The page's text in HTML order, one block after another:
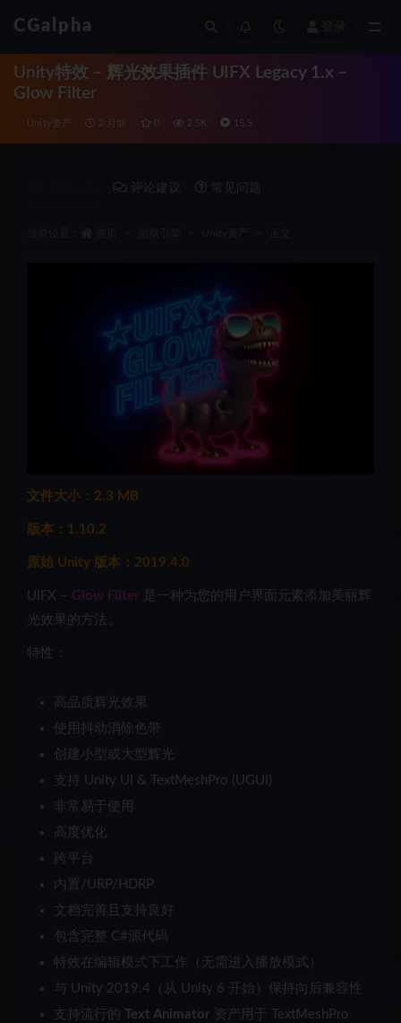
CGalpha
Unity特效 – 辉光效果插件 UIFX Legacy 1.x –
Glow Filter
Unity资产 2 月前 0 2.5K 15.5
评论建议 常见问题
文件大小：2.3 MB
版本：1.10.2
原始 Unity 版本：2019.4.0
UIFX – Glow Filter 是一种为您的用户界面元素添加美丽辉
光效果的方法。
特性：
高品质辉光效果
使用抖动消除色带
创建小型或大型辉光
支持 Unity UI & TextMeshPro (UGUI)
非常易于使用
高度优化
跨平台
内置/URP/HDRP
文档完善且支持良好
包含完整 C#源代码
特效在编辑模式下工作（无需进入播放模式）
与 Unity 2019.4（从 Unity 6 开始）保持向后兼容性
支持流行的
Text Animator 资产用于 TextMeshPro